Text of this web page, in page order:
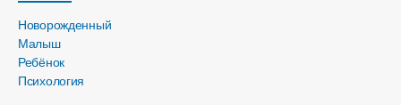
Новорожденный
Малыш
Ребёнок
Психология